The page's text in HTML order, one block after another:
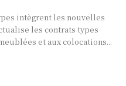
intègrent les nouvelles
les contrats types
et aux colocations...